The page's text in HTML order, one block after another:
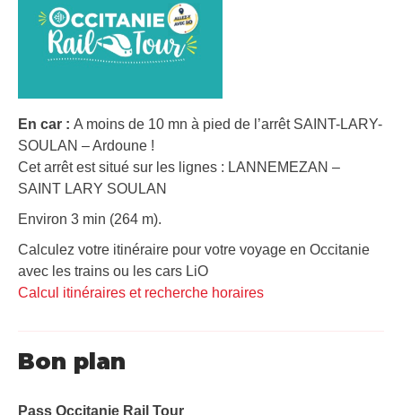
En car : A moins de 10 mn à pied de l’arrêt SAINT-LARY-
SOULAN – Ardoune !
Cet arrêt est situé sur les lignes : LANNEMEZAN –
SAINT LARY SOULAN
Environ 3 min (264 m).
Calculez votre itinéraire pour votre voyage en Occitanie
avec les trains ou les cars LiO
Calcul itinéraires et recherche horaires
Bon plan
Pass Occitanie Rail Tour​